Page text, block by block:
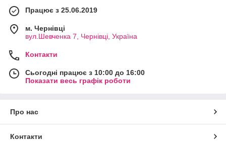
Працює з 25.06.2019
м. Чернівці
вул.Шевченка 7, Чернівці, Україна
Контакти
Сьогодні працює з 10:00 до 16:00
Показати весь графік роботи
Про нас
Контакти